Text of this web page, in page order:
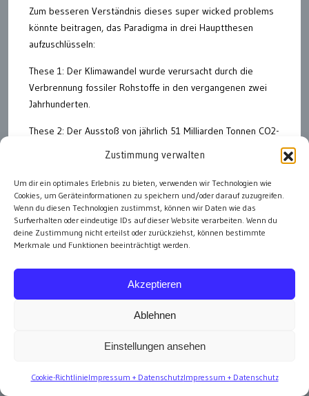
Zustimmung verwalten
Um dir ein optimales Erlebnis zu bieten, verwenden wir Technologien wie
Cookies, um Geräteinformationen zu speichern und/oder darauf zuzugreifen.
Wenn du diesen Technologien zustimmst, können wir Daten wie das
Surfverhalten oder eindeutige IDs auf dieser Website verarbeiten. Wenn du
deine Zustimmung nicht erteilst oder zurückziehst, können bestimmte
Merkmale und Funktionen beeinträchtigt werden.
Akzeptieren
Ablehnen
Einstellungen ansehen
Cookie-RichtlinieImpressum + DatenschutzImpressum + Datenschutz
Zum besseren Verständnis dieses super wicked problems
könnte beitragen, das Paradigma in drei Hauptthesen
aufzuschlüsseln:
These 1: Der Klimawandel wurde verursacht durch die
Verbrennung fossiler Rohstoffe in den vergangenen zwei
Jahrhunderten.
These 2: Der Ausstoß von jährlich 51 Milliarden Tonnen CO2-
Erneuerbare Energie und Carbon Capture and Storage
(CCS) auf null reduziert werden.
These 3: Die Politik muss durch die richtigen
Rahmenbedingungen (Gesetze und Förderungen)
sicherstellen, dass diese Ziele erreicht werden.
Wer heuteThese 1in Frage stellt, wird als „Klimaleugner“
abgestempelt. Diese Form der Diffamierung ist üblich, aber
nicht wissenschaftlich. In jeder Wissenschaft muss es
möglich sein, jede These in Frage zu stellen. „Alternativlos“
eine These von „hoher Evidenz“ ist. Es ist aber auch nicht
insbesondere wenn dies zur Taktik oder sogar zur